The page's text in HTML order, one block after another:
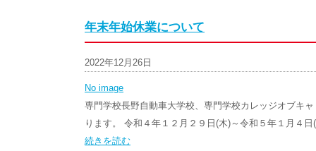
年末年始休業について
2022年12月26日
No image
専門学校長野自動車大学校、専門学校カレッジオブキ
ります。 令和４年１２月２９日(木)～令和５年１月４
続きを読む